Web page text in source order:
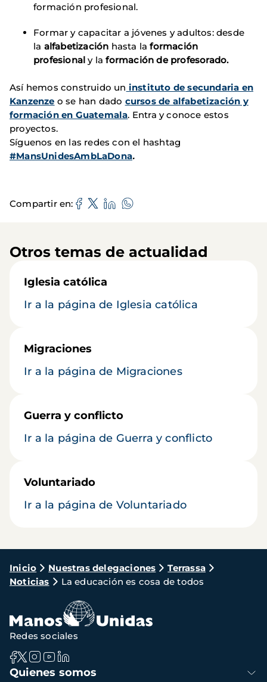
formación profesional.
Formar y capacitar a jóvenes y adultos: desde
la alfabetización hasta laformación
profesional y laformación de profesorado.
Así hemos construido un instituto de secundaria en
Kanzenze o se han dado cursos de alfabetización y
formación en Guatemala. Entra y conoce estos
proyectos.
Síguenos en las redes con el hashtag
#MansUnidesAmbLaDona.
Compartir en
Otros temas de actualidad
Iglesia católica
Ir a la página de Iglesia católica
Migraciones
Ir a la página de Migraciones
Guerra y conflicto
Ir a la página de Guerra y conflicto
Voluntariado
Ir a la página de Voluntariado
Ruta
de
navegación
Inicio Nuestras delegaciones
Terrassa
Noticias
La educación es cosa de todos
Navegación
Quienes somos
Redes sociales